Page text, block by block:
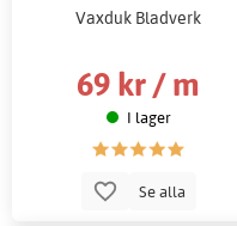
Vaxduk Bladverk
69 kr / m
I lager
Se alla